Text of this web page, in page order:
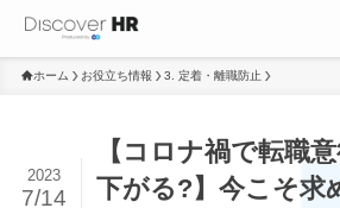
ホーム お役立ち情報 3. 定着・離職防止
【コロナ禍で転職
下がる?】今こそ求
2023
7/14